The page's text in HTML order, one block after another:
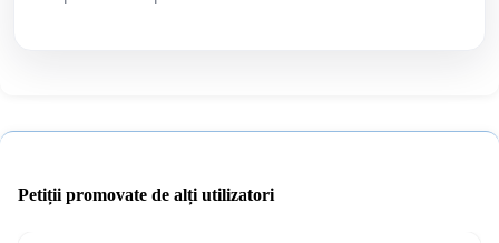
Petiții promovate de alți utilizatori